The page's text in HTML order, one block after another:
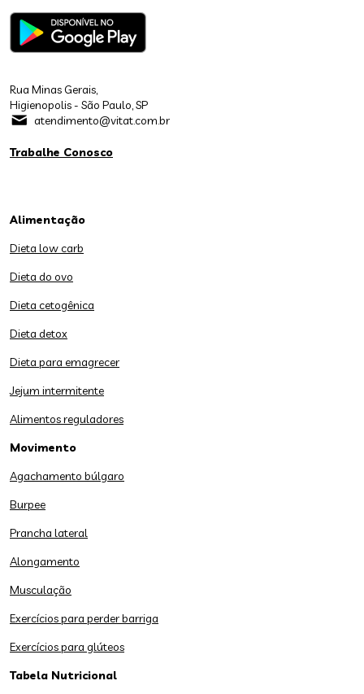
Rua Minas Gerais,
Higienopolis - São Paulo, SP
atendimento@vitat.com.br
Trabalhe Conosco
Alimentação
Dieta low carb
Dieta do ovo
Dieta cetogênica
Dieta detox
Dieta para emagrecer
Jejum intermitente
Alimentos reguladores
Movimento
Agachamento búlgaro
Burpee
Prancha lateral
Alongamento
Musculação
Exercícios para perder barriga
Exercícios para glúteos
Tabela Nutricional